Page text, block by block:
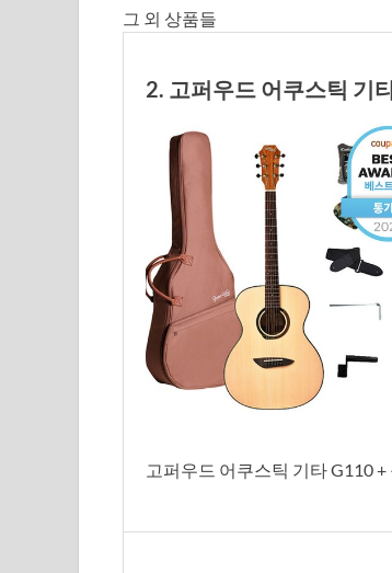
그 외 상품들
2. 고퍼우드 어쿠스틱 기
고퍼우드 어쿠스틱 기타 G110 +